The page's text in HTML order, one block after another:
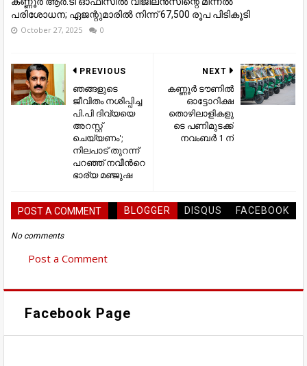
പരിശോധന; ഏജന്റുമാരില്‍ നിന്ന് 67,500 രൂപ പിടികൂടി
October 27, 2025 0
NEXT
കണ്ണൂർ ടൗണിൽ
ഓട്ടോറിക്ഷ
തൊഴിലാളികളു
ടെ പണിമുടക്ക്
നവംബർ 1 ന്
PREVIOUS
ഞങ്ങളുടെ
ജീവിതം നശിപ്പിച്ച
പി.പി ദിവ്യയെ
അറസ്റ്റ്
ചെയ്യണം';
നിലപാട് തുറന്ന്
പറഞ്ഞ് നവീന്‍റെ
ഭാര്യ മഞ്ജുഷ
POST A COMMENT BLOGGER DISQUS FACEBOOK
No comments
Post a Comment
Facebook Page